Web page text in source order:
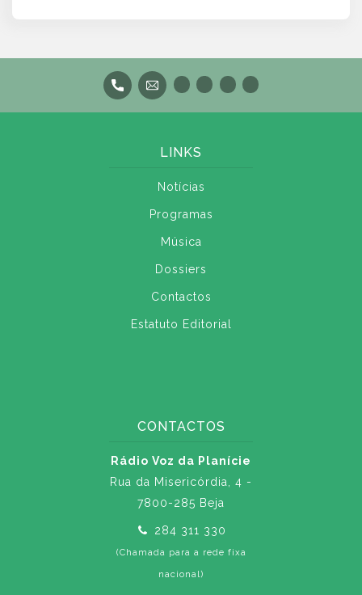
LINKS
Notícias
Programas
Música
Dossiers
Contactos
Estatuto Editorial
CONTACTOS
Rádio Voz da Planície
Rua da Misericórdia, 4 -
7800-285 Beja
284 311 330
(Chamada para a rede fixa
nacional)